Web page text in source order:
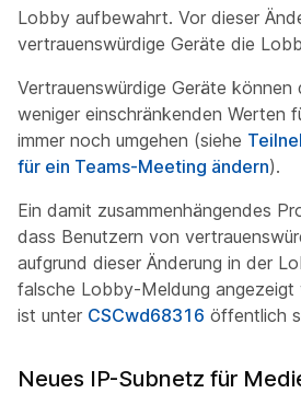
Lobby aufbewahrt. Vor dieser
vertrauenswürdige Geräte die
Vertrauenswürdige Geräte
weniger einschränkenden Werten
immer noch umgehen (siehe
für ein Teams-Meeting ändern).
Ein damit zusammenhängendes
dass Benutzern von
aufgrund dieser Änderung in der
falsche Lobby-Meldung angezeigt
ist unter CSCwd68316 öffentlich
Neues IP-Subnetz für